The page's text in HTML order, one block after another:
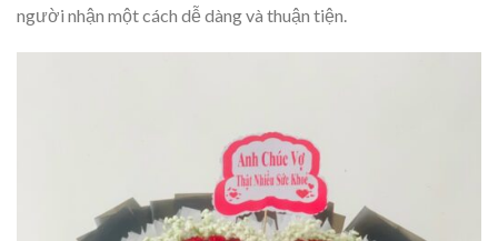
người nhận một cách dễ dàng và thuận tiện.